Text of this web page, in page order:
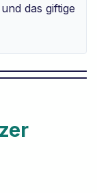
das giftige